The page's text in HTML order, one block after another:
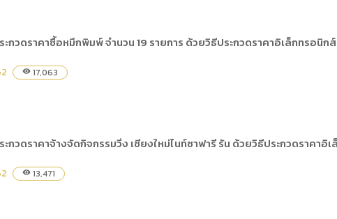
ะกวดราคาซื้อหมึกพิมพ์ จำนวน 19 รายการ ด้วยวิธีประกวดราคาอิเล็กทรอนิ
visibility 17,063
ะกวดราคาจ้างจัดกิจกรรมวิ่ง เชียงใหม่ไนท์ซาฟารี รัน ด้วยวิธีประกวดราคา
visibility 13,471